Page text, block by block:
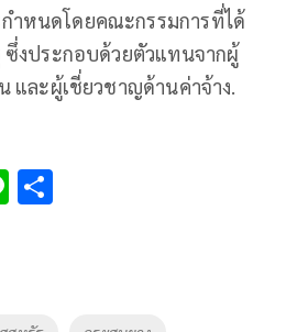
ำหนดโดยคณะกรรมการที่ได้
ซึ่งประกอบด้วยตัวแทนจากผู้
และผู้เชี่ยวชาญด้านค่าจ้าง.
Li